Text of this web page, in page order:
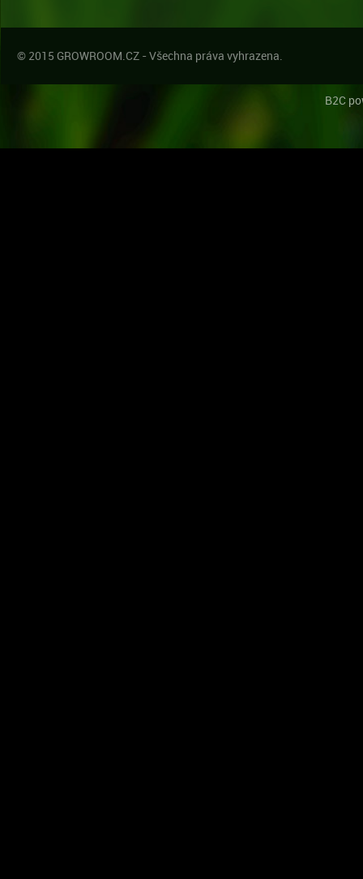
© 2015 GROWROOM.CZ - Všechna práva vyhrazena.
B2C